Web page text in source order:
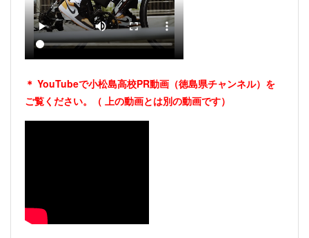
＊ YouTubeで小松島高校PR動画（徳島県チャンネル）を
ご覧ください。（ 上の動画とは別の動画です）